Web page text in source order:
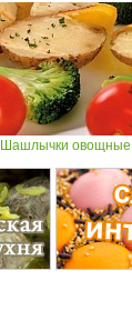
Шашлычки овощные